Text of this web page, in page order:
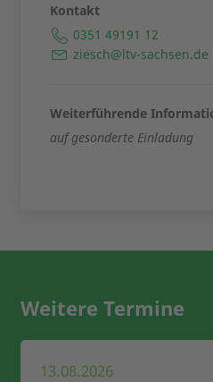
Kontakt
0351 49191 12
ziesch@ltv-sachsen.de
Weiterführende
auf gesonderte Einladung
Weitere Termine
13.08.2026